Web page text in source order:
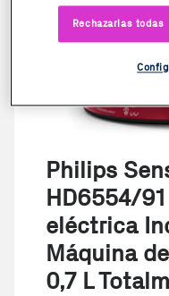
Philips
HD6554/
eléctrica
Máquina
0,7 L
Rechazarlas todas